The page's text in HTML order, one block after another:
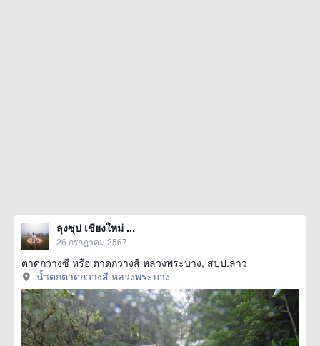
ลุงซุป เชียงใหม่ ...
26 กรกฎาคม 2567
ตาดกวางซี หรือ ตาดกวางสี หลวงพระบาง, สปป.ลาว
น้ำตกตาดกวางสี หลวงพระบาง